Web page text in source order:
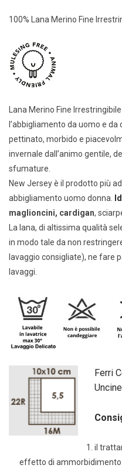
100% Lana Merino Fine
Lana Merino Fine
l’abbigliamento da uomo e
pettinato, morbido e
invernale dall’animo gentile,
sfumature.
New Jersey è il prodotto più
abbigliamento uomo donna.
maglioncini, cardigan,
La lana, di altissima qualità
in modo tale da non
lavaggio consigliate), ne fare
lavaggi.
Ferri
il
effetto di ammorbidimento